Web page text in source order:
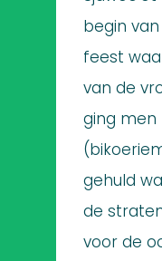
begin
feest
van de
ging men
gehuld
de
voor de